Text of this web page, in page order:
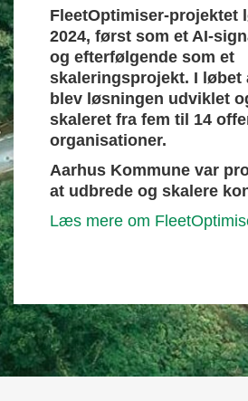
FleetOptimiser-projektet
2024, først som et AI-
og efterfølgende som et
skaleringsprojekt. I løbet
blev løsningen udviklet
skaleret fra fem til 14
organisationer.
Aarhus Kommune var
at udbrede og skalere
Læs mere om